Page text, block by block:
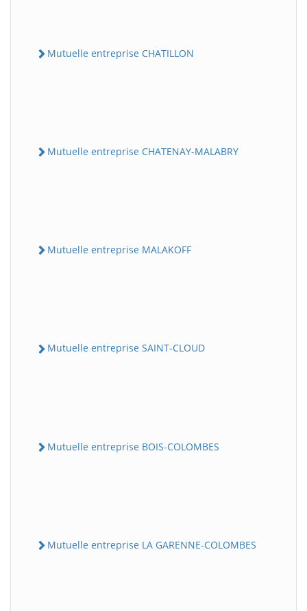
Mutuelle entreprise CHATILLON
Mutuelle entreprise CHATENAY-MALABRY
Mutuelle entreprise MALAKOFF
Mutuelle entreprise SAINT-CLOUD
Mutuelle entreprise BOIS-COLOMBES
Mutuelle entreprise LA GARENNE-COLOMBES